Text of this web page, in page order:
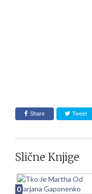
Share Tweet
Slične Knjige
0